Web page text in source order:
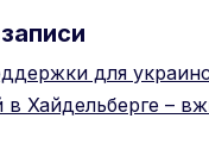
для
в Хайдельберге –